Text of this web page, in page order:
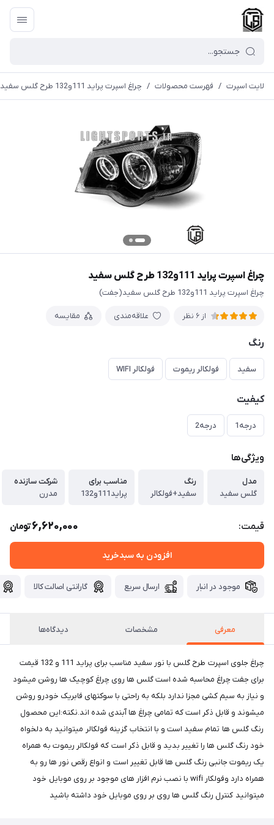
لایت اسپرت / فهرست محصولات / چراغ اسپرت پراید 111و132 طرح گلس سفید
چراغ اسپرت پراید 111و132 طرح گلس سفید
چراغ اسپرت پراید 111و132 طرح گلس سفید(جفت)
از 6 نظر علاقه‌مندی مقایسه
رنگ
سفید فولکالر ریموت فولکالر WIFI
کیفیت
درجه1 درجه2
ویژگی‌ها
مدل
گلس سفید
رنگ
سفید+فولکالر
مناسب برای
پراید111و132
شرکت سازنده
مدرن
قیمت: 6,620,000تومان
افزودن به سبدخرید
موجود در انبار ارسال سریع گارانتی اصالت کالا
معرفی مشخصات دیدگاه‌ها
چراغ جلوی اسپرت طرح گلس با نور سفید مناسب برای پراید 111 و 132 قیمت
برای جفت چراغ محاسبه شده است گلس ها روی چراغ کوچیک ها روشن میشود
و نیاز به سیم کشی مجزا ندارد بلکه به راحتی با سوکتهای فابریک خودرو روشن
میشوند و قابل ذکر است که تمامی چراغ ها آبندی شده اند.نکته:این محصول
رنگ گلس ها تمام سفید است و با انتخاب گزینه فولکالر میتوانید به دلخواه
خود رنگ گلس ها را تغییر بدید و قابل ذکر است که فولکالر ریموت به همراه
یک ریموت جانبی رنگ گلس ها قابل تغییر است و انواع رقص نور ها رو به
همراه دارد وفولکار wifi با نصب نرم افزار های موجود بر روی موبایل خود
میتوانید کنترل رنگ گلس ها روی بر روی موبایل خود داشته باشید